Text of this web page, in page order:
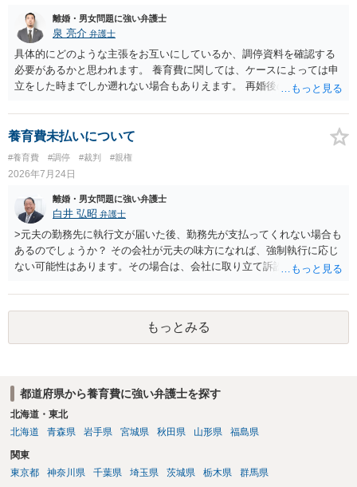
離婚・男女問題に強い弁護士
泉 亮介 弁護士
具体的にどのような主張をお互いにしているか、調停資料を確認する
必要があるかと思われます。 養育費に関しては、ケースによっては申
立をした時までしか遡れない場合もありえます。 再婚後の相手方の行
養育費に関するやりとり等があればそちらについても確認する必要が
あるでしょう。 公開相談の場での回答よりも個別に弁護士にご相談さ
養育費未払いについて
#養育費 #調停 #裁判 #親権
2026年7月24日
離婚・男女問題に強い弁護士
白井 弘昭 弁護士
>元夫の勤務先に執行文が届いた後、勤務先が支払ってくれない場合も
あるのでしょうか？ その会社が元夫の味方になれば、強制執行に応じ
ない可能性はあります。その場合は、会社に取り立て訴訟を行うこと
押さえ、元夫名義の車の差し押さえ競売などを検討します。 ＞何もで
きなかった場合は、公正証書の原本は戻ってくるのでしょうか？ 取れ
ても取れなくても、執行裁判所に原本の還付請求を行えば還付されま
す。 ＞他の弁護士さんに再度依頼できるのでしょうか？ できます。た
もっとみる
都道府県から養育費に強い弁護士を探す
北海道・東北
北海道
青森県 岩手県 宮城県 秋田県 山形県 福島県
関東
東京都
神奈川県 千葉県 埼玉県 茨城県 栃木県 群馬県